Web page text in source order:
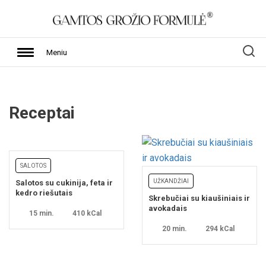
Meniu
Receptai
SALOTOS
Salotos su cukinija, feta ir
kedro riešutais
15 min. 410 kCal
UŽKANDŽIAI
Skrebučiai su kiaušiniais ir
avokadais
20 min. 294 kCal